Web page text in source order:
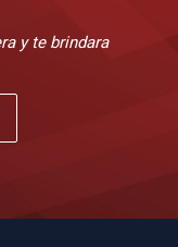
y te brindara